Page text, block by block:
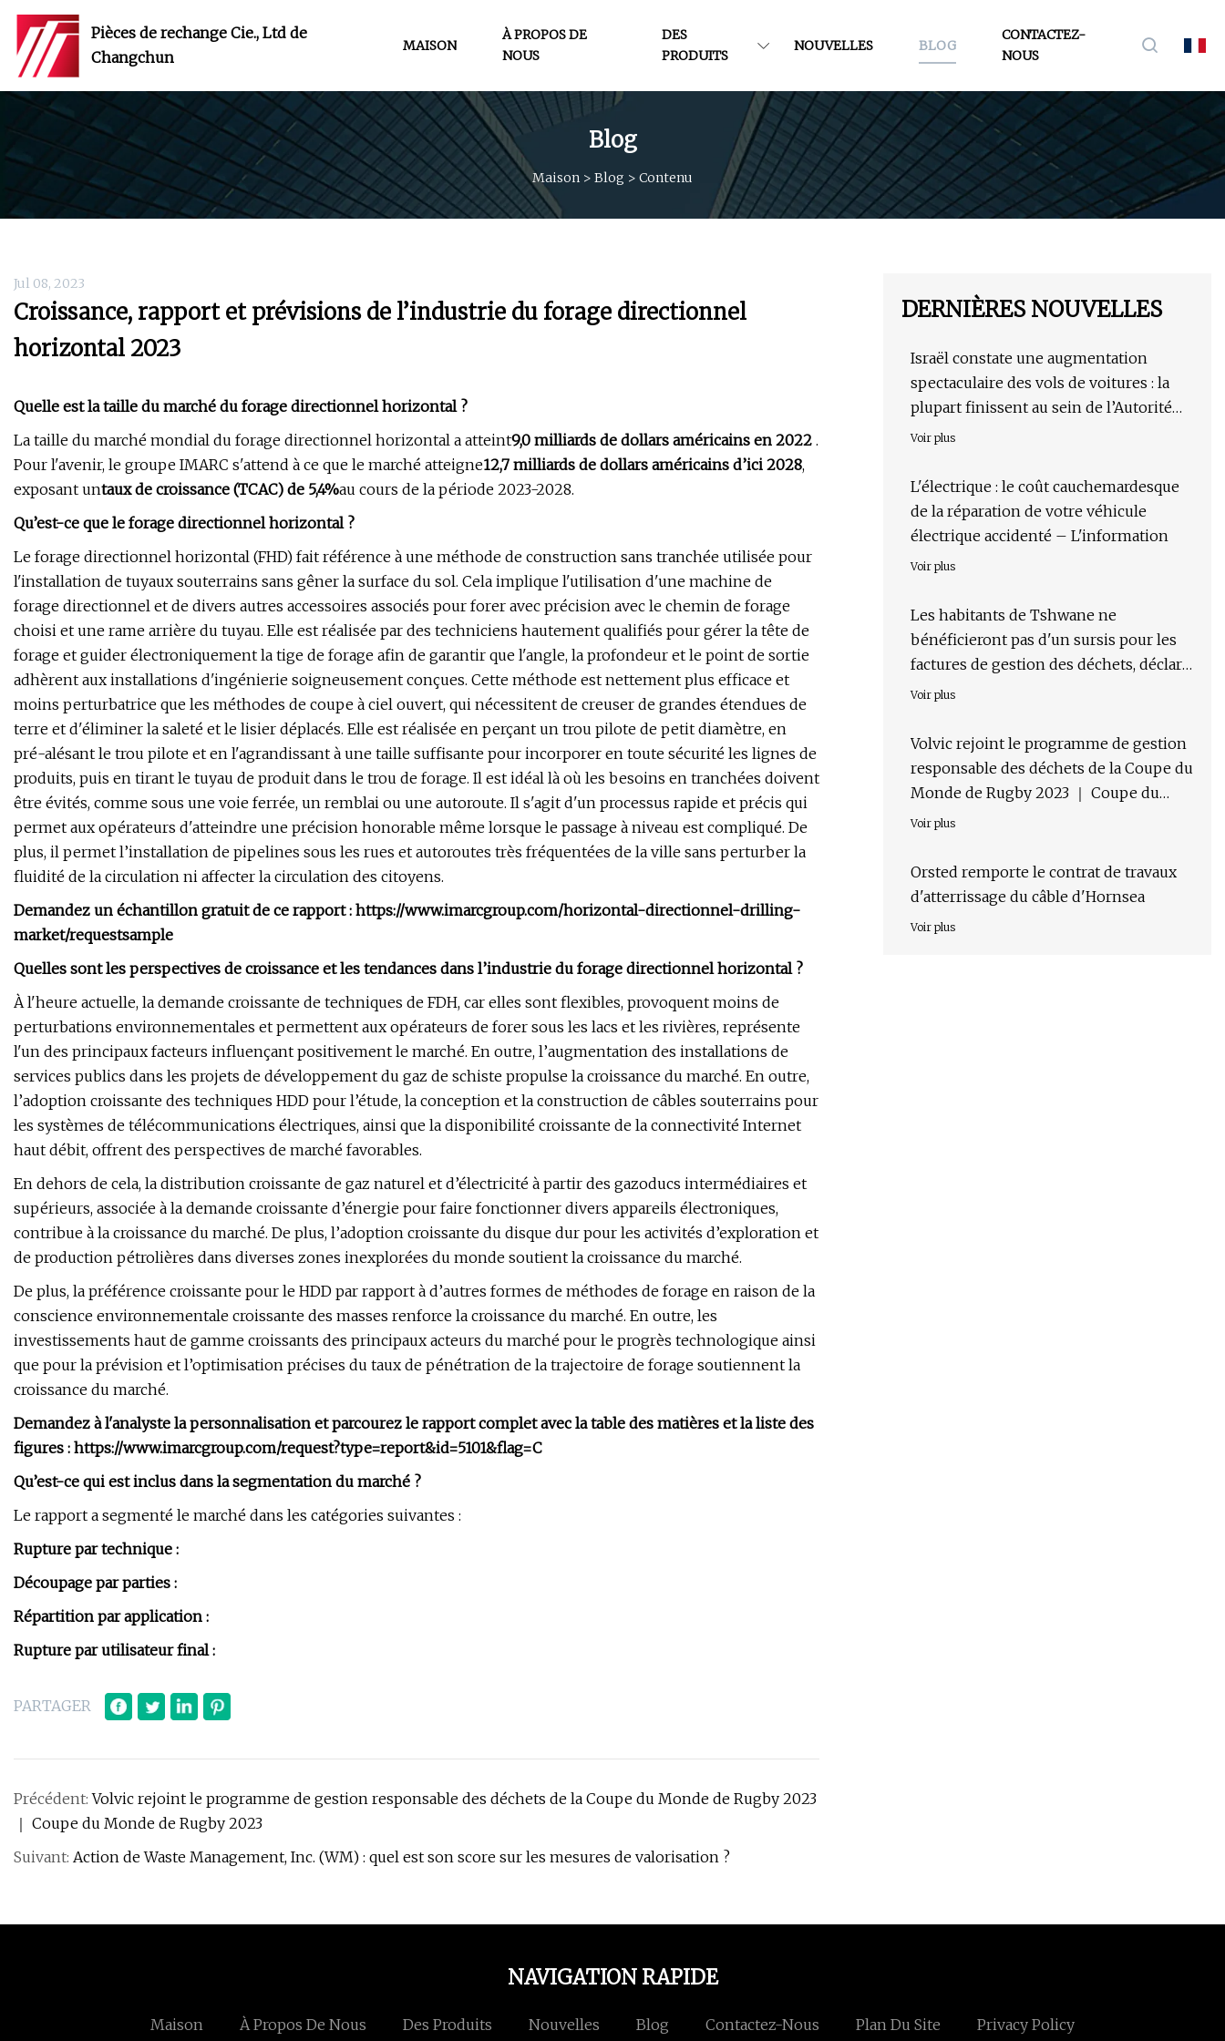
Pièces de rechange Cie., Ltd de
Changchun
MAISON
À PROPOS DE
NOUS
DES
PRODUITS
NOUVELLES BLOG
CONTACTEZ-
NOUS
Blog
Maison > Blog > Contenu
Jul 08, 2023
Croissance, rapport et prévisions de l’industrie du forage directionnel
horizontal 2023
Quelle est la taille du marché du forage directionnel horizontal ?
La taille du marché mondial du forage directionnel horizontal a atteint9,0 milliards de dollars américains en 2022 .
Pour l'avenir, le groupe IMARC s'attend à ce que le marché atteigne12,7 milliards de dollars américains d’ici 2028,
exposant untaux de croissance (TCAC) de 5,4%au cours de la période 2023-2028.
Qu’est-ce que le forage directionnel horizontal ?
Le forage directionnel horizontal (FHD) fait référence à une méthode de construction sans tranchée utilisée pour
l'installation de tuyaux souterrains sans gêner la surface du sol. Cela implique l'utilisation d'une machine de
forage directionnel et de divers autres accessoires associés pour forer avec précision avec le chemin de forage
choisi et une rame arrière du tuyau. Elle est réalisée par des techniciens hautement qualifiés pour gérer la tête de
forage et guider électroniquement la tige de forage afin de garantir que l'angle, la profondeur et le point de sortie
adhèrent aux installations d'ingénierie soigneusement conçues. Cette méthode est nettement plus efficace et
moins perturbatrice que les méthodes de coupe à ciel ouvert, qui nécessitent de creuser de grandes étendues de
terre et d'éliminer la saleté et le lisier déplacés. Elle est réalisée en perçant un trou pilote de petit diamètre, en
pré-alésant le trou pilote et en l'agrandissant à une taille suffisante pour incorporer en toute sécurité les lignes de
produits, puis en tirant le tuyau de produit dans le trou de forage. Il est idéal là où les besoins en tranchées doivent
être évités, comme sous une voie ferrée, un remblai ou une autoroute. Il s'agit d'un processus rapide et précis qui
permet aux opérateurs d'atteindre une précision honorable même lorsque le passage à niveau est compliqué. De
plus, il permet l’installation de pipelines sous les rues et autoroutes très fréquentées de la ville sans perturber la
fluidité de la circulation ni affecter la circulation des citoyens.
Demandez un échantillon gratuit de ce rapport : https://www.imarcgroup.com/horizontal-directionnel-drilling-
market/requestsample
Quelles sont les perspectives de croissance et les tendances dans l’industrie du forage directionnel horizontal ?
À l'heure actuelle, la demande croissante de techniques de FDH, car elles sont flexibles, provoquent moins de
perturbations environnementales et permettent aux opérateurs de forer sous les lacs et les rivières, représente
l'un des principaux facteurs influençant positivement le marché. En outre, l’augmentation des installations de
services publics dans les projets de développement du gaz de schiste propulse la croissance du marché. En outre,
l’adoption croissante des techniques HDD pour l’étude, la conception et la construction de câbles souterrains pour
les systèmes de télécommunications électriques, ainsi que la disponibilité croissante de la connectivité Internet
haut débit, offrent des perspectives de marché favorables.
En dehors de cela, la distribution croissante de gaz naturel et d’électricité à partir des gazoducs intermédiaires et
supérieurs, associée à la demande croissante d’énergie pour faire fonctionner divers appareils électroniques,
contribue à la croissance du marché. De plus, l’adoption croissante du disque dur pour les activités d’exploration et
de production pétrolières dans diverses zones inexplorées du monde soutient la croissance du marché.
De plus, la préférence croissante pour le HDD par rapport à d’autres formes de méthodes de forage en raison de la
conscience environnementale croissante des masses renforce la croissance du marché. En outre, les
investissements haut de gamme croissants des principaux acteurs du marché pour le progrès technologique ainsi
que pour la prévision et l’optimisation précises du taux de pénétration de la trajectoire de forage soutiennent la
croissance du marché.
Demandez à l'analyste la personnalisation et parcourez le rapport complet avec la table des matières et la liste des
figures : https://www.imarcgroup.com/request?type=report&id=5101&flag=C
Qu’est-ce qui est inclus dans la segmentation du marché ?
Le rapport a segmenté le marché dans les catégories suivantes :
Rupture par technique :
Découpage par parties :
Répartition par application :
Rupture par utilisateur final :
PARTAGER
Précédent:Volvic rejoint le programme de gestion responsable des déchets de la Coupe du Monde de Rugby 2023
｜ Coupe du Monde de Rugby 2023
Suivant: Action de Waste Management, Inc. (WM) : quel est son score sur les mesures de valorisation ?
DERNIÈRES NOUVELLES
Israël constate une augmentation
spectaculaire des vols de voitures : la
plupart finissent au sein de l’Autorité
palestinienne
Voir plus
L'électrique : le coût cauchemardesque
de la réparation de votre véhicule
électrique accidenté – L'information
Voir plus
Les habitants de Tshwane ne
bénéficieront pas d'un sursis pour les
factures de gestion des déchets, déclare
la ville
Voir plus
Volvic rejoint le programme de gestion
responsable des déchets de la Coupe du
Monde de Rugby 2023 ｜ Coupe du
Monde de Rugby 2023
Voir plus
Orsted remporte le contrat de travaux
d'atterrissage du câble d'Hornsea
Voir plus
NAVIGATION RAPIDE
Maison À Propos De Nous Des Produits Nouvelles Blog Contactez-Nous Plan Du Site Privacy Policy